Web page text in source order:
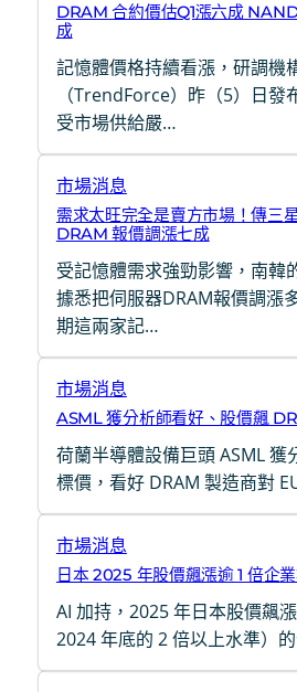
DRAM 合約價估Q1漲六成
成
記憶體價格持續看漲，研調機
（TrendForce）昨（5）日發
受市場供給嚴…
市場消息
需求太旺完全是賣方市場！傳三
DRAM 報價調漲七成
受記憶體需求強勁影響，南韓
據悉把伺服器DRAM報價調漲
期這兩家記…
市場消息
ASML 獲分析師看好、股價飆
荷蘭半導體設備巨頭 ASML 獲
標價，看好 DRAM 製造商對
市場消息
日本 2025 年股價飆漲逾 1 倍企
AI 加持，2025 年日本股價飆
2024 年底的 2 倍以上水準）